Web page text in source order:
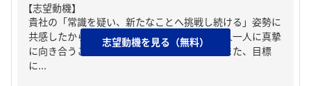
【志望動機】
貴社の「常識を疑い、新たなことへ挑戦し続ける」姿勢に
共感したからだ。私は○の経験から組織の一人一人に真摯
に向き合うことで信頼関係を構築してきた。また、目標
に...
志望動機を見る（無料）